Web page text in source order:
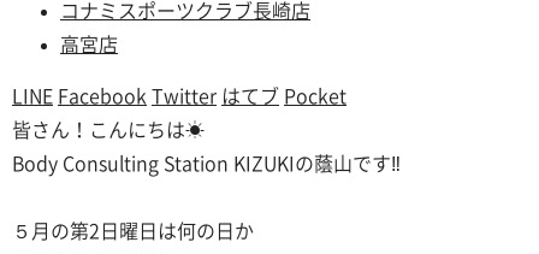
コナミスポーツクラブ長崎店
高宮店
LINE Facebook Twitter はてブ Pocket
皆さん！こんにちは☀
Body Consulting Station KIZUKIの蔭山です‼
５月の第2日曜日は何の日か